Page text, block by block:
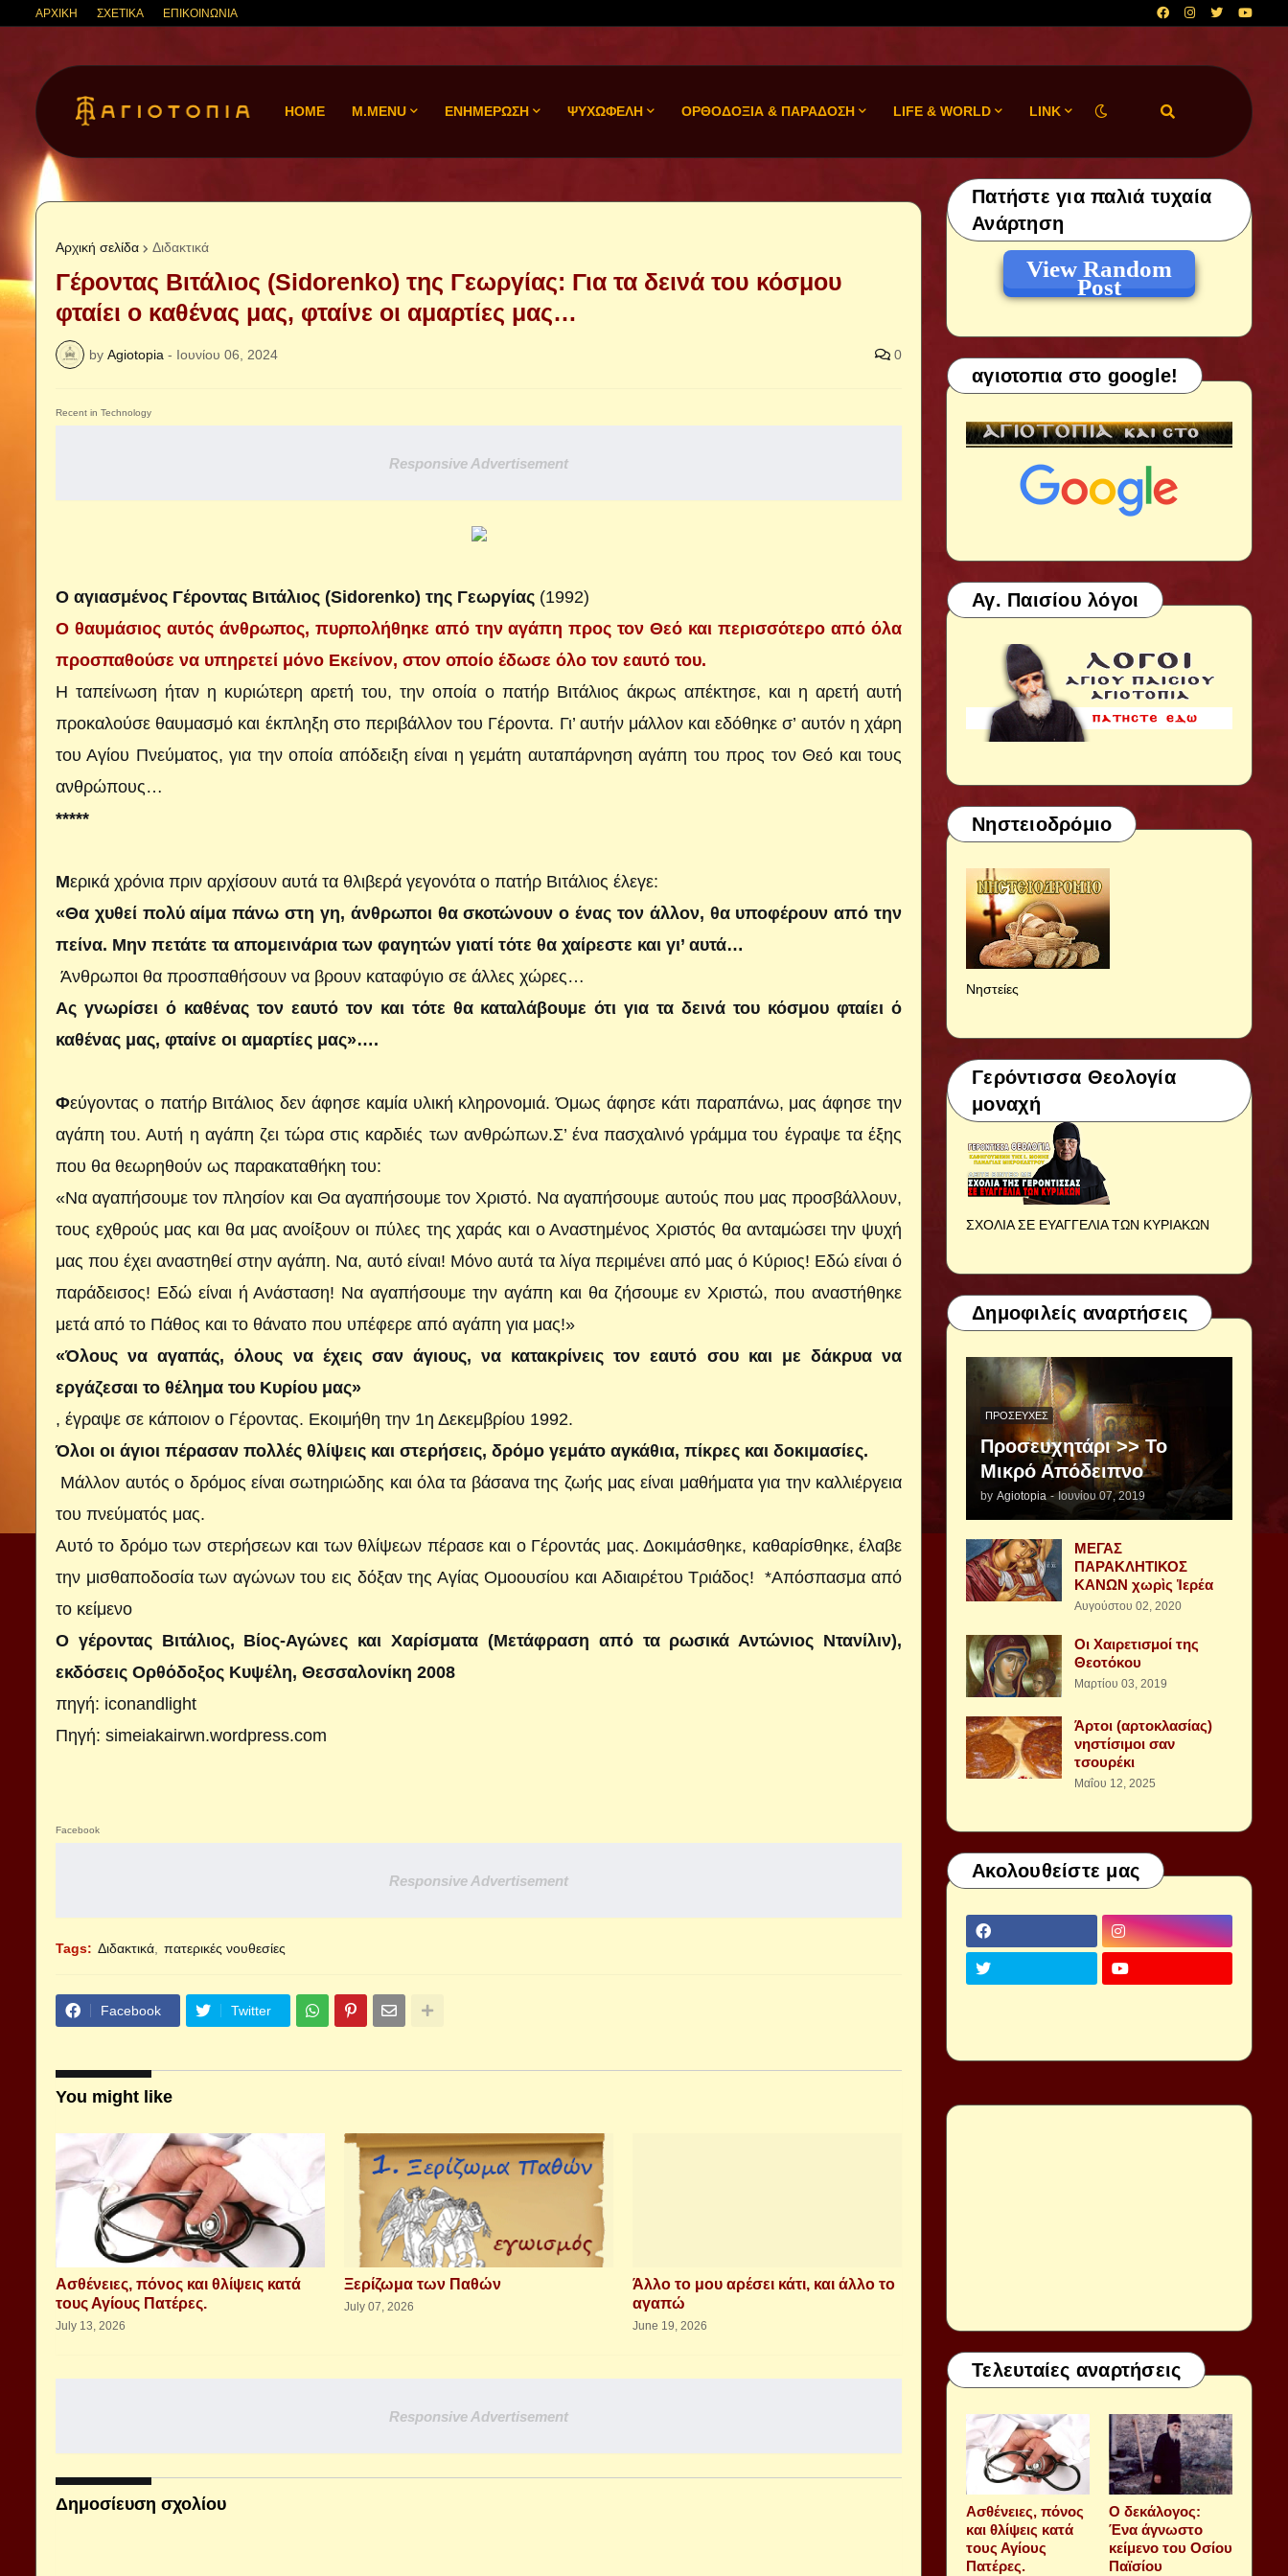
ΑΡΧΙΚΗ ΣΧΕΤΙΚΑ ΕΠΙΚΟΙΝΩΝΙΑ
HOME M.MENU ΕΝΗΜΕΡΩΣΗ ΨΥΧΩΦΕΛΗ ΟΡΘΟΔΟΞΙΑ & ΠΑΡΑΔΟΣΗ LIFE & WORLD LINK
Αρχική σελίδα Διδακτικά
Γέροντας Βιτάλιος (Sidorenko) της Γεωργίας: Για τα δεινά του κόσμου
φταίει ο καθένας μας, φταίνε οι αμαρτίες μας…
by Agiotopia - Ιουνίου 06, 2024 0
Recent in Technology
Responsive Advertisement
Ο αγιασμένος Γέροντας Βιτάλιος (Sidorenko) της Γεωργίας (1992)
Ο θαυμάσιος αυτός άνθρωπος, πυρπολήθηκε από την αγάπη προς τον Θεό και περισσότερο από όλα
προσπαθούσε να υπηρετεί μόνο Εκείνον, στον οποίο έδωσε όλο τον εαυτό του.
Η ταπείνωση ήταν η κυριώτερη αρετή του, την οποία ο πατήρ Βιτάλιος άκρως απέκτησε, και η αρετή αυτή
προκαλούσε θαυμασμό και έκπληξη στο περιβάλλον του Γέροντα. Γι’ αυτήν μάλλον και εδόθηκε σ’ αυτόν η χάρη
του Αγίου Πνεύματος, για την οποία απόδειξη είναι η γεμάτη αυταπάρνηση αγάπη του προς τον Θεό και τους
ανθρώπους…
*****
Μερικά χρόνια πριν αρχίσουν αυτά τα θλιβερά γε­γονότα ο πατήρ Βιτάλιος έλεγε:
«Θα χυθεί πολύ αίμα πάνω στη γη, άνθρωποι θα σκοτώνουν ο ένας τον άλ­λον, θα υποφέρουν από την
πείνα. Μην πετάτε τα απο­μεινάρια των φαγητών γιατί τότε θα χαίρεστε και γι’ αυτά…
Άνθρωποι θα προσπαθήσουν να βρουν καταφύ­γιο σε άλλες χώρες…
Ας γνωρίσει ό καθένας τον εαυ­τό τον και τότε θα καταλάβουμε ότι για τα δεινά του κόσμου φταίει ό
καθένας μας, φταίνε οι αμαρτίες μας»….
Φεύγοντας ο πατήρ Βιτάλιος δεν άφησε καμία υλι­κή κληρονομιά. Όμως άφησε κάτι παραπάνω, μας ά­φησε την
αγάπη του. Αυτή η αγάπη ζει τώρα στις καρδιές των ανθρώπων.Σ’ ένα πασχαλινό γράμμα του έγραψε τα έξης
που θα θεωρηθούν ως παρακαταθήκη του:
«Να αγαπήσουμε τον πλησίον και Θα αγαπήσουμε τον Χριστό. Να αγαπήσουμε αυτούς που μας προσβάλ­λουν,
τους εχθρούς μας και θα μας ανοίξουν οι πύλες της χαράς και ο Αναστημένος Χριστός θα ανταμώσει την ψυχή
μας που έχει αναστηθεί στην αγάπη. Να, αυ­τό είναι! Μόνο αυτά τα λίγα περιμένει από μας ό Κύ­ριος! Εδώ είναι ό
παράδεισος! Εδώ είναι ή Ανάστα­ση! Να αγαπήσουμε την αγάπη και θα ζήσουμε εν Χριστώ, που αναστήθηκε
μετά από το Πάθος και το θάνα­το που υπέφερε από αγάπη για μας!»
«Όλους να αγαπάς, όλους να έχεις σαν άγιους, να κατακρίνεις τον εαυτό σου και με δάκρυα να
εργάζεσαι το θέλημα του Κυρίου μας»
, έγραψε σε κάποιον ο Γέροντας. Εκοιμήθη την 1η Δεκεμβρίου 1992.
Όλοι οι άγιοι πέρασαν πολλές θλίψεις και στερήσεις, δρόμο γεμάτο αγκάθια, πίκρες και δοκιμασίες.
Μάλλον αυτός ο δρόμος είναι σωτηριώδης και όλα τα βάσανα της ζωής μας είναι μαθήματα για την καλλιέργεια
του πνεύματός μας.
Αυτό το δρόμο των στερήσεων και των θλίψεων πέρασε και ο Γέροντάς μας. Δοκιμάσθηκε, καθαρίσθηκε, έλαβε
την μισθαποδοσία των αγώνων του εις δόξαν της Αγίας Ομοουσίου και Αδιαιρέτου Τριάδος! *Απόσπασμα από
το κείμενο
Ο γέροντας Βιτάλιος, Βίος-Αγώνες και Χαρίσματα (Μετάφραση από τα ρωσικά Αντώνιος Ντανίλιν),
εκδόσεις Ορθόδοξος Κυψέλη, Θεσσαλονίκη 2008
πηγή: iconandlight
Πηγή: simeiakairwn.wordpress.com
Facebook
Responsive Advertisement
Tags: Διδακτικά πατερικές νουθεσίες
Facebook Twitter
You might like
Aσθένειες, πόνος και θλίψεις κατά
τους Αγίους Πατέρες.
July 13, 2026
Ξερίζωμα των Παθών
July 07, 2026
Άλλο το μου αρέσει κάτι, και άλλο το
αγαπώ
June 19, 2026
Responsive Advertisement
Δημοσίευση σχολίου
Πατήστε για παλιά τυχαία
Ανάρτηση
View Random
Post
αγιοτοπια στο google!
Αγ. Παισίου λόγοι
Νηστειοδρόμιο
Νηστείες
Γερόντισσα Θεολογία
μοναχή
ΣΧΟΛΙΑ ΣΕ ΕΥΑΓΓΕΛΙΑ ΤΩΝ ΚΥΡΙΑΚΩΝ
Δημοφιλείς αναρτήσεις
ΠΡΟΣΕΥΧΈΣ
Προσευχητάρι >> Το
Μικρό Απόδειπνο
by Agiotopia - Ιουνίου 07, 2019
ΜΕΓΑΣ
ΠΑΡΑΚΛΗΤΙΚΟΣ
ΚΑΝΩΝ χωρὶς Ἱερέα
Αυγούστου 02, 2020
Οι Χαιρετισμοί της
Θεοτόκου
Μαρτίου 03, 2019
Άρτοι (αρτοκλασίας)
νηστίσιμοι σαν
τσουρέκι
Μαΐου 12, 2025
Ακολουθείστε μας
Τελευταίες αναρτήσεις
Aσθένειες, πόνος
και θλίψεις κατά
τους Αγίους
Πατέρες.
Ο δεκάλογος:
Ένα άγνωστο
κείμενο του Οσίου
Παϊσίου